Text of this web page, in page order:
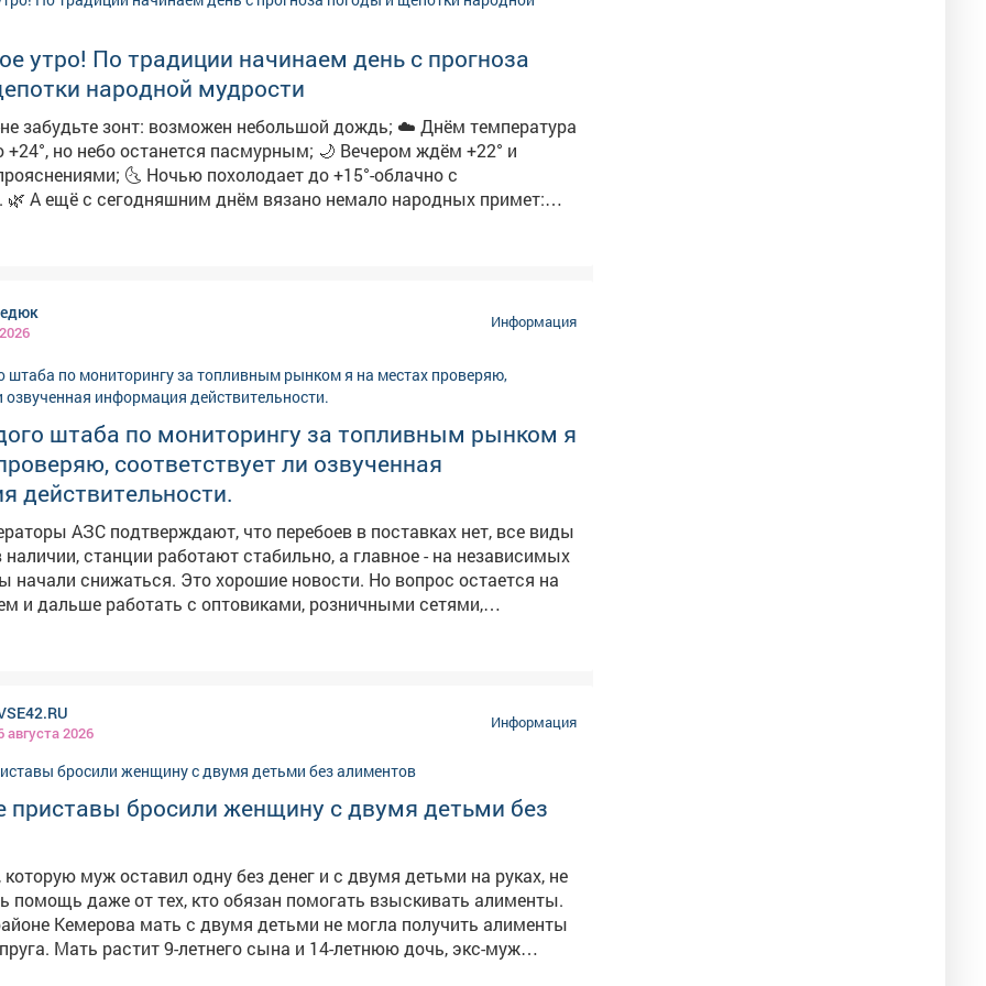
утро! По традиции начинаем день с прогноза
народной мудрости
зонт: возможен небольшой дождь; ☁️ Днём температура
небо останется пасмурным; 🌙 Вечером ждём +22° и
похолодает до +15°-облачно с
осень будет тёплой и сухой; ➖Увидели радугу-ждите
затяжным
посеять укроп-по поверью, зиму проживёте без простуд. 👀
работают ли погодные «предсказания».
Информация
штаба по мониторингу за топливным рынком я
соответствует ли озвученная
действительности.
АЗС подтверждают, что перебоев в поставках нет, все виды
наличии, станции работают стабильно, а главное - на независимых
Это хорошие новости. Но вопрос остается на
и дальше работать с оптовиками, розничными сетями,
обеспечить повсеместную и постоянную доступность горючего.
августа 2026
Информация
приставы бросили женщину с двумя детьми без
муж оставил одну без денег и с двумя детьми на руках, не
помощь даже от тех, кто обязан помогать взыскивать алименты.
Кемерова мать с двумя детьми не могла получить алименты
Мать растит 9-летнего сына и 14-летнюю дочь, экс-муж
не платил,а силовики не принимали мер, сообщает в четверг